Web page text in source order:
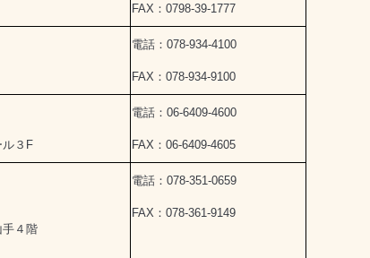
FAX：0798-39-1777
電話：078-934-4100
FAX：078-934-9100
ル３F
電話：06-6409-4600
FAX：06-6409-4605
手４階
電話：078-351-0659
FAX：078-361-9149